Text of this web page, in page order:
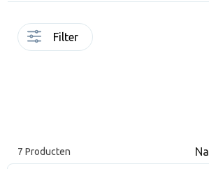
Filter
7 Producten